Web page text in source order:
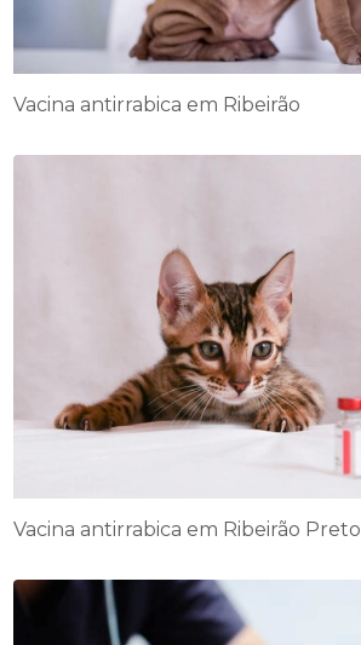
Vacina antirrabica em Ribeirão
Vacina antirrabica em Ribeirão Preto